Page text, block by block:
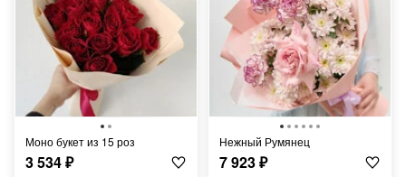
Моно букет из 15 роз
3 534₽
Нежный Румянец
7 923₽